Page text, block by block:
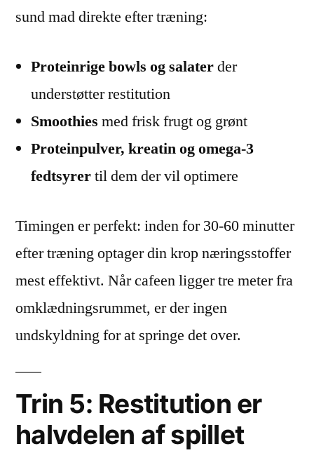
sund mad direkte efter træning:
Proteinrige bowls og salaterder
understøtter restitution
Smoothies med frisk frugt og grønt
Proteinpulver, kreatin og omega-3
fedtsyrertil dem der vil optimere
Timingen er perfekt: inden for 30-60 minutter
efter træning optager din krop næringsstoffer
mest effektivt. Når cafeen ligger tre meter fra
omklædningsrummet, er der ingen
undskyldning for at springe det over.
Trin 5: Restitution er
halvdelen af spillet